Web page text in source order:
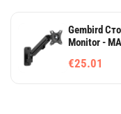
Gembird
Monitor -
€25.01